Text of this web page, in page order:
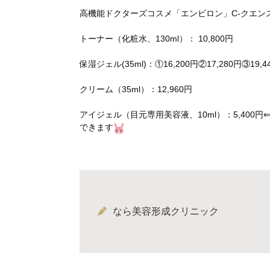
高機能ドクターズコスメ「エンビロン」C-クエン
トーナー（化粧水、130ml）： 10,800円
保湿ジェル(35ml)：①16,200円②17,280円
クリーム（35ml）：12,960円
アイジェル（目元専用美容液、10ml）：5,400円
できます
なら美容形成クリニック